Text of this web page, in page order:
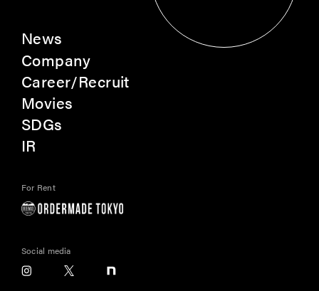
News
Company
Career/Recruit
Movies
SDGs
IR
For Rent
Social media